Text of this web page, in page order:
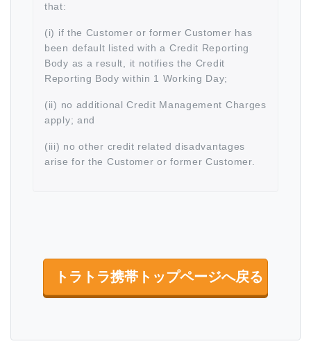
that:
(i) if the Customer or former Customer has
been default listed with a Credit Reporting
Body as a result, it notifies the Credit
Reporting Body within 1 Working Day;
(ii) no additional Credit Management Charges
apply; and
(iii) no other credit related disadvantages
arise for the Customer or former Customer.
トラトラ携帯トップページへ戻る